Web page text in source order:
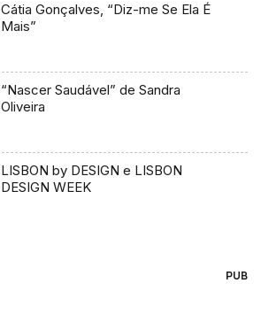
Cátia Gonçalves, “Diz-me Se Ela É
Mais”
“Nascer Saudável” de Sandra
Oliveira
LISBON by DESIGN e LISBON
DESIGN WEEK
PUB